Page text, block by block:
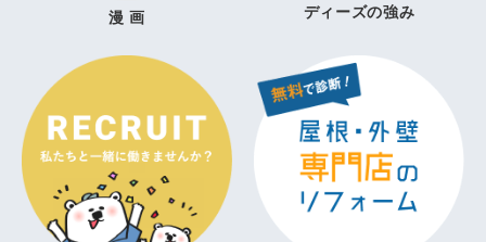
漫 画 ディーズの強み